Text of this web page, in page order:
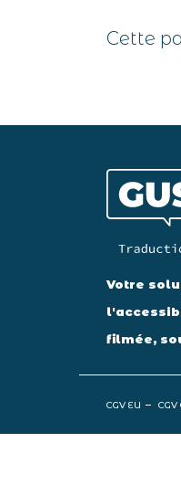
Cette
Votre
filmée,
CGV EU CGV